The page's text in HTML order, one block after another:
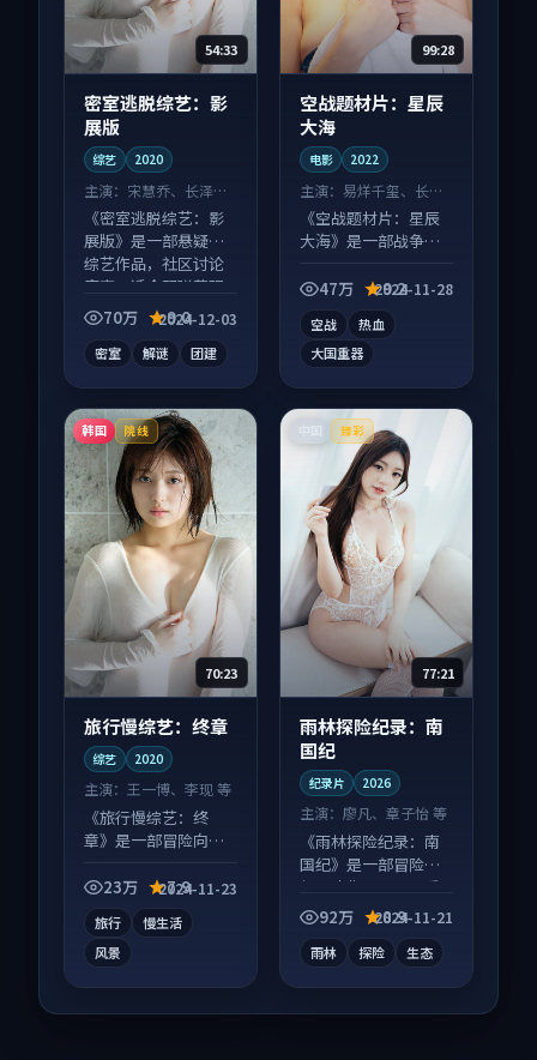
54:33
密室逃脱综艺：影
展版
综艺 2020
主演： 宋慧乔、长泽雅
美 等
《密室逃脱综艺：影
展版》是一部悬疑向
综艺作品，社区讨论
度高，适合配弹幕观
看。70万 9.0
2024-12-03
密室 解谜 团建
99:28
空战题材片：星辰
大海
电影 2022
主演： 易烊千玺、长泽
雅美 等
《空战题材片：星辰
大海》是一部战争向
并行，细节值得二刷
47万 9.2
2024-11-28
空战
热血
大国重器
韩国 院线
70:23
旅行慢综艺：终章
综艺 2020
主演： 王一博、李现 等
《旅行慢综艺：终
章》是一部冒险向综
为内核，情感戏份扎
23万 7.9
2024-11-23
旅行
慢生活
风景
臻彩
77:21
雨林探险纪录：南
国纪
纪录片 2026
主演：廖凡、章子怡 等
《雨林探险纪录：南
国纪》是一部冒险向
纪录片作品，画面质
感在线，配乐与镜头
配合度高。
92万 8.9
2024-11-21
雨林 探险 生态